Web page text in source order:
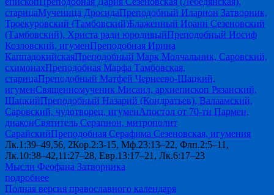
старицаМученица ДросидаПреподобный Иларион Затворник,
Троекуровский (Тамбовский)Блаженный Иоанн Сезеновский
(Тамбовский), Христа ради юродивыйПреподобный Иосиф
Козловский, игуменПреподобная Ирина
КаппадокийскаяПреподобный Марк Молчальник, Саровский,
схимонахПреподобная Марфа Тамбовская,
старицаПреподобный Матфей Чернеево-Шацкий,
игуменСвященномученик Мисаил, архиепископ Рязанский,
ШацкийПреподобный Назарий (Кондратьев), Валаамский,
Саровский, чудотворец, игуменАпостол от 70-ти Пармен,
диаконСвятитель Серапион, митрополит
СарайскийПреподобная Серафима Сезеновская, игумения
Лк.1:39–49,56, 2Кор.2:3-15, Мф.23:13–22, Флп.2:5–11,
Лк.10:38–42,11:27–28, Евр.13:17–21, Лк.6:17–23
Мысли Феофана Затворника
подробнее
Полная версия православного календаря